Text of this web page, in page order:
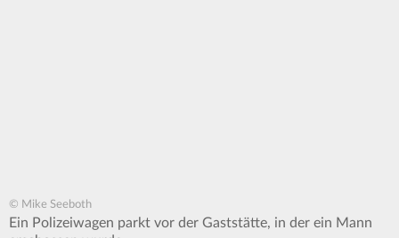
© Mike Seeboth
Ein Polizeiwagen parkt vor der Gaststätte, in der ein Mann